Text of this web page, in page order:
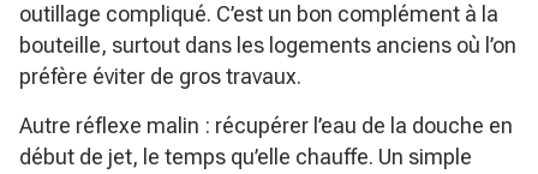
outillage compliqué. C’est un bon complément à la
bouteille, surtout dans les logements anciens où l’on
préfère éviter de gros travaux.
Autre réflexe malin : récupérer l’eau de la douche en
début de jet, le temps qu’elle chauffe. Un simple